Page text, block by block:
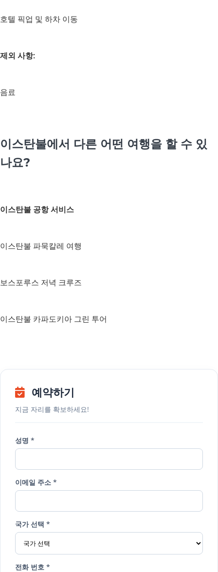
호텔 픽업 및 하차 이동
제외 사항:
음료
이스탄불에서 다른 어떤 여행을 할 수 있
나요?
이스탄불 공항 서비스
이스탄불 파묵칼레 여행
보스포루스 저녁 크루즈
이스탄불 카파도키아 그린 투어
예약하기
지금 자리를 확보하세요!
성명 *
이메일 주소 *
국가 선택 *
전화 번호 *